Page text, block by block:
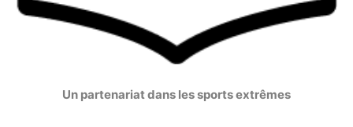
Un partenariat dans les sports extrêmes